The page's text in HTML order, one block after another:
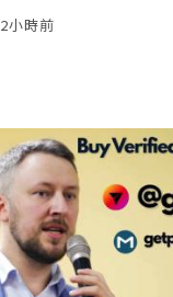
2小時前